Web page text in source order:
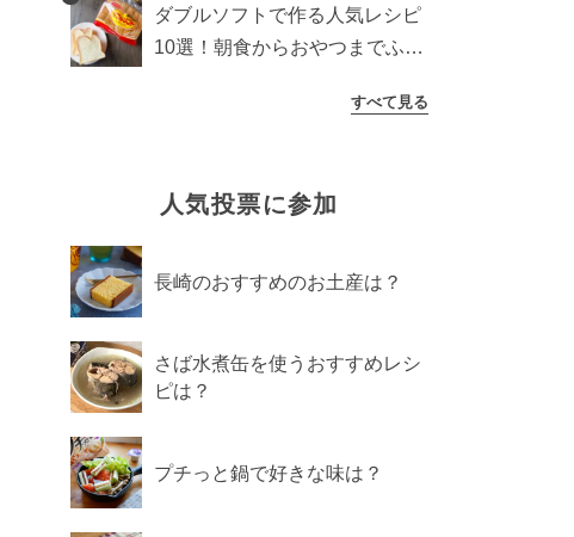
ダブルソフトで作る人気レシピ
10選！朝食からおやつまでふん
すべて見る
人気投票に参加
長崎のおすすめのお土産は？
さば水煮缶を使うおすすめレシ
ピは？
プチっと鍋で好きな味は？